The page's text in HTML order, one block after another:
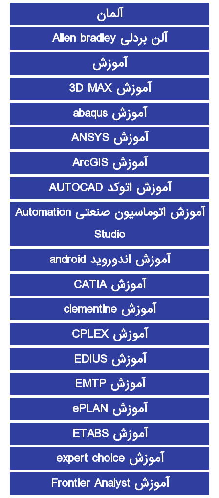
آلمان
آلن بردلی Allen bradley
آموزش
آموزش 3D MAX
آموزش abaqus
آموزش ANSYS
آموزش ArcGIS
آموزش اتوکد AUTOCAD
آموزش اتوماسیون صنعتی Automation
Studio
آموزش اندوروید android
آموزش CATIA
آموزش clementine
آموزش CPLEX
آموزش EDIUS
آموزش EMTP
آموزش ePLAN
آموزش ETABS
آموزش expert choice
آموزش Frontier Analyst